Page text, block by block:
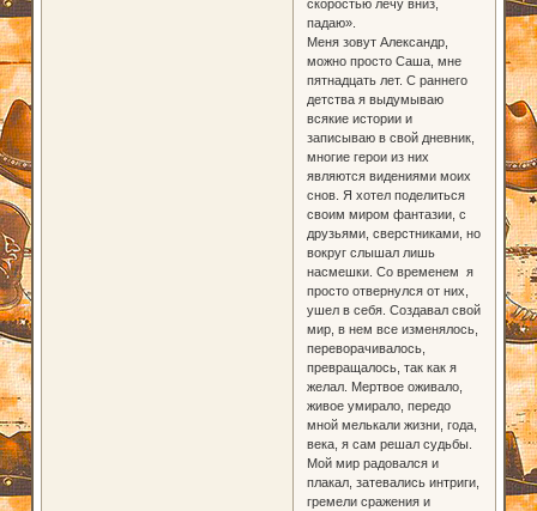
скоростью лечу вниз,
падаю».
Меня зовут Александр,
можно просто Саша, мне
пятнадцать лет. С раннего
детства я выдумываю
всякие истории и
записываю в свой дневник,
многие герои из них
являются видениями моих
снов. Я хотел поделиться
своим миром фантазии, с
друзьями, сверстниками, но
вокруг слышал лишь
насмешки. Со временем я
просто отвернулся от них,
ушел в себя. Создавал свой
мир, в нем все изменялось,
переворачивалось,
превращалось, так как я
желал. Мертвое оживало,
живое умирало, передо
мной мелькали жизни, года,
века, я сам решал судьбы.
Мой мир радовался и
плакал, затевались интриги,
гремели сражения и